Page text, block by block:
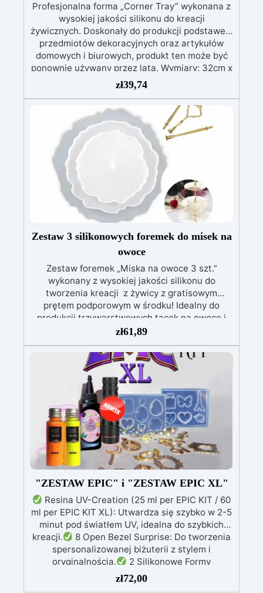
Profesjonalna forma „Corner Tray” wykonana z
wysokiej jakości silikonu do kreacji
żywicznych. Doskonały do ​​produkcji podstawek,
przedmiotów dekoracyjnych oraz artykułów
domowych i biurowych, produkt ten może być
ponownie używany przez lata. Wymiary: 32cm x
22cm x 1cm biały kolor Formę charakteryzuje
elastyczność i wszechstronność zastosowania.
Odporny na temperatury w zakresie od -60° C
do +230° C. Idealny do zastosowań
profesjonalnych w świecie dekoracji. Zalety: •
Łatwe przechowywanie • Łatwe w praniu, nie
zmieniają kształtu przez długi czas. • Łatwa
ekstrakcja
zł39,74
Zestaw 3 silikonowych foremek do misek na
owoce
Zestaw foremek „Miska na owoce 3 szt.”
wykonany z wysokiej jakości silikonu do
tworzenia kreacji z żywicy z gratisowym
prętem podporowym w środku! Idealny do
produkcji trzywarstwowych tacek na owoce i
desery, podstawek, artykułów dekoracyjnych
oraz dekoracji domu i biura, produkt ten może
być ponownie używany przez lata. Zestaw
zawiera: Formy silikonowe: D. 155 mm – 1 szt. D.
205 mm – 1 szt. D.255 mm – 1 szt. Gratis drążek
podporowy!
zł61,89
"ZESTAW EPIC" i "ZESTAW EPIC XL"
Resina UV-Creation (25 ml per EPIC KIT / 60
ml per EPIC KIT XL): Utwardza się szybko w 2-5
minut pod światłem UV, idealna do szybkich
kreacji.
8 Open Bezel Surprise: Do tworzenia
spersonalizowanej biżuterii z stylem i
oryginalnością.
2 Silikonowe Formy
Prostokątne: Ułatwiają tworzenie precyzyjnych
i profesjonalnych kształtów.
zł72,00